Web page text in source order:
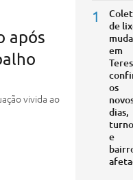
após
vivida ao
1
de
muda
em
os
dias,
e